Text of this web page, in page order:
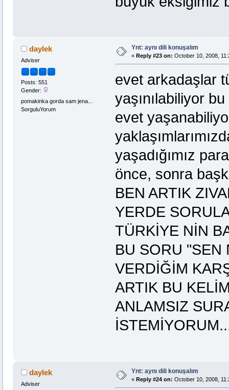
daylek
Adviser
Posts: 551
Gender:
pomakinka gorda sam jena...
SorguluYorum
Ynt: aynı dili konuşalım
« Reply #23 on: October 10, 2008,
evet arkadaşlar
yaşınılabiliyor
evet
yaşadığımız
önce, sonra
BEN ARTIK
YERDE
TÜRKİYE NİN
BU SORU "SEN
VERDİĞİM
ARTIK BU
ANLAMSIZ
daylek
Adviser
Ynt: aynı dili konuşalım
« Reply #24 on: October 10, 2008,